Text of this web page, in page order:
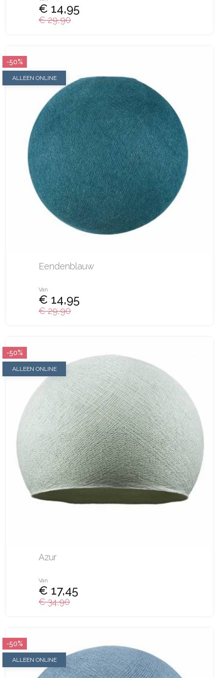
€ 14,95
€ 29,90
ALLEEN ONLINE
-50%
Eendenblauw
Van
€ 14,95
€ 29,90
ALLEEN ONLINE
-50%
Azur
Van
€ 17,45
€ 34,90
ALLEEN ONLINE
-50%